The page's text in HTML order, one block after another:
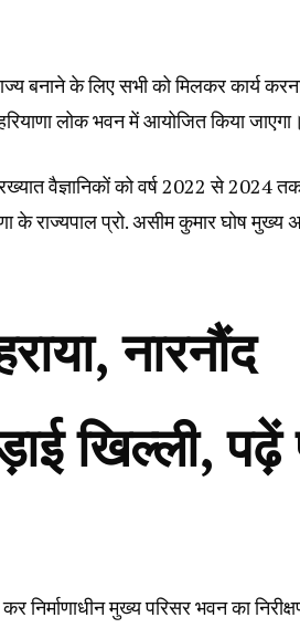
बनाने के लिए सभी को मिलकर कार्य करना
लोक भवन में आयोजित किया जाएगा।
वैज्ञानिकों को वर्ष 2022 से 2024 तक
के राज्यपाल प्रो. असीम कुमार घोष मुख्य
नारनौंद
खिल्ली, पढ़ें
निर्माणाधीन मुख्य परिसर भवन का